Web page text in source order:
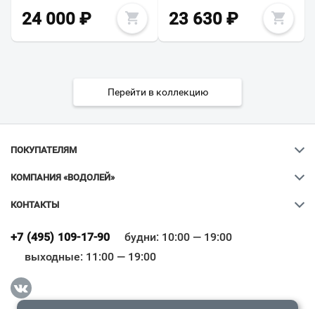
24 000 ₽ 23 630₽
Перейти в коллекцию
ПОКУПАТЕЛЯМ
КОМПАНИЯ «ВОДОЛЕЙ»
КОНТАКТЫ
+7 (495) 109-17-90
будни: 10:00 — 19:00
выходные: 11:00 — 19:00
Всё верно